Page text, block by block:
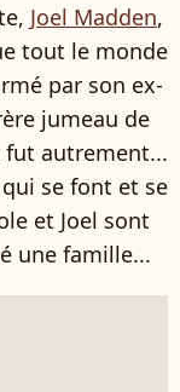
Joel Madden,
tout le monde
par son ex-
jumeau de
autrement...
se font et se
et Joel sont
une famille...